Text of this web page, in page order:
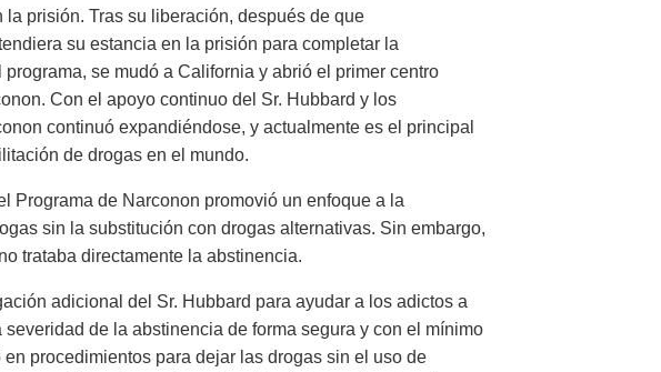
la prisión. Tras su liberación, después de que
su estancia en la prisión para completar la
se mudó a California y abrió el primer centro
Con el apoyo continuo del Sr. Hubbard y los
continuó expandiéndose, y actualmente es el principal
de drogas en el mundo.
Programa de Narconon promovió un enfoque a la
sin la substitución con drogas alternativas. Sin embargo,
trataba directamente la abstinencia.
adicional del Sr. Hubbard para ayudar a los adictos a
severidad de la abstinencia de forma segura y con el mínimo
procedimientos para dejar las drogas sin el uso de